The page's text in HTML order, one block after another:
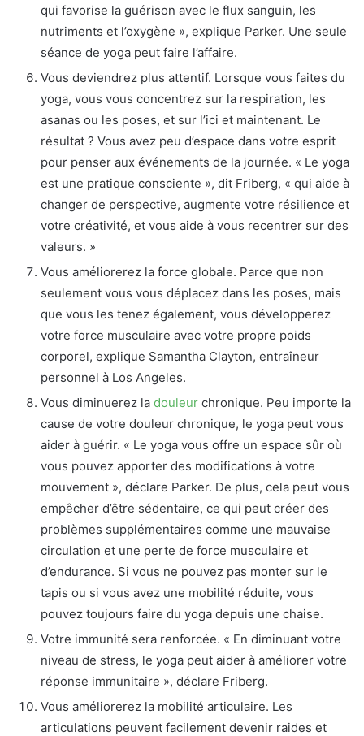
qui favorise la guérison avec le flux sanguin, les
nutriments et l’oxygène », explique Parker. Une seule
séance de yoga peut faire l’affaire.
Vous deviendrez plus attentif. Lorsque vous faites du
yoga, vous vous concentrez sur la respiration, les
asanas ou les poses, et sur l’ici et maintenant. Le
résultat ? Vous avez peu d’espace dans votre esprit
pour penser aux événements de la journée. « Le yoga
est une pratique consciente », dit Friberg, « qui aide à
changer de perspective, augmente votre résilience et
votre créativité, et vous aide à vous recentrer sur des
valeurs. »
Vous améliorerez la force globale. Parce que non
seulement vous vous déplacez dans les poses, mais
que vous les tenez également, vous développerez
votre force musculaire avec votre propre poids
corporel, explique Samantha Clayton, entraîneur
personnel à Los Angeles.
Vous diminuerez la douleur chronique. Peu importe la
cause de votre douleur chronique, le yoga peut vous
aider à guérir. « Le yoga vous offre un espace sûr où
vous pouvez apporter des modifications à votre
mouvement », déclare Parker. De plus, cela peut vous
empêcher d’être sédentaire, ce qui peut créer des
problèmes supplémentaires comme une mauvaise
circulation et une perte de force musculaire et
d’endurance. Si vous ne pouvez pas monter sur le
tapis ou si vous avez une mobilité réduite, vous
pouvez toujours faire du yoga depuis une chaise.
Votre immunité sera renforcée. « En diminuant votre
niveau de stress, le yoga peut aider à améliorer votre
réponse immunitaire », déclare Friberg.
Vous améliorerez la mobilité articulaire. Les
articulations peuvent facilement devenir raides et